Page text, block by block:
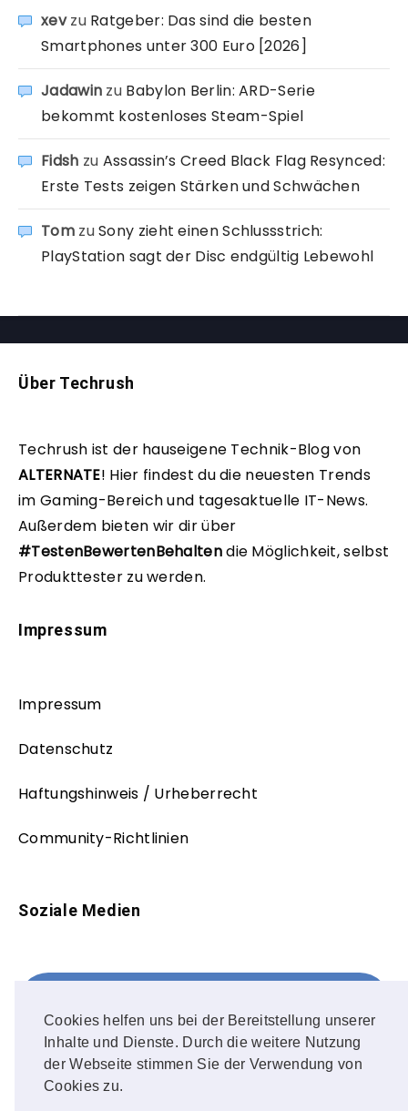
Cookies helfen uns bei der Bereitstellung unserer
Inhalte und Dienste. Durch die weitere Nutzung
der Webseite stimmen Sie der Verwendung von
Cookies zu.
xevzu Ratgeber: Das sind die besten
Smartphones unter 300 Euro [2026]
Jadawin zu Babylon Berlin: ARD-Serie
bekommt kostenloses Steam-Spiel
Fidsh zu Assassin’s Creed Black Flag Resynced:
Erste Tests zeigen Stärken und Schwächen
TomzuSony zieht einen Schlussstrich:
PlayStation sagt der Disc endgültig Lebewohl
Über Techrush
Techrush ist der hauseigene Technik-Blog von
ALTERNATE! Hier findest du die neuesten Trends
im Gaming-Bereich und tagesaktuelle IT-News.
Außerdem bieten wir dir über
#TestenBewertenBehaltendie Möglichkeit, selbst
Produkttester zu werden.
Impressum
Impressum
Datenschutz
Haftungshinweis / Urheberrecht
Community-Richtlinien
Soziale Medien
FOLLOW ME!
Instagram
OUR PHOTOS!